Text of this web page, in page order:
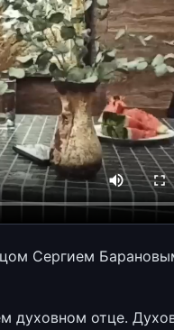
Сергием
духовном отце.